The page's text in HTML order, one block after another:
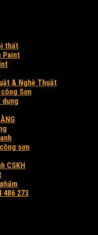
thất
Paint
& Nghệ Thuật
Sơn
dụng
sơn
CSKH
486 273